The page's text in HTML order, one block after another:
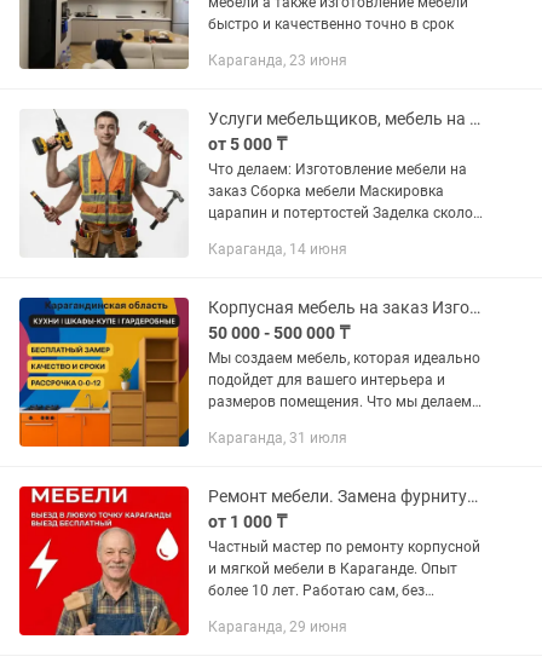
быстро и качественно точно в срок
Караганда, 23 июня
Услуги мебельщиков, мебель на заказ, ремонт мебели.
от 5 000 ₸
Что делаем: Изготовление мебели на
заказ Сборка мебели Маскировка
царапин и потертостей Заделка сколов
фурнитуры (ручек, петель,
Караганда, 14 июня
Корпусная мебель на заказ Изготовление корпусной мебели на заказ
50 000 - 500 000 ₸
Мы создаем мебель, которая идеально
подойдет для вашего интерьера и
размеров помещения. Что мы делаем:
🔸Гардеробные 🔸Прихожие
Караганда, 31 июля
Ремонт мебели. Замена фурнитуры. Сборка/Разборка. Частный мастер.
от 1 000 ₸
Частный мастер по ремонту корпусной
и мягкой мебели в Караганде. Опыт
более 10 лет. Работаю сам, без
рыночных. Оперативный выезд во все
Караганда, 29 июня